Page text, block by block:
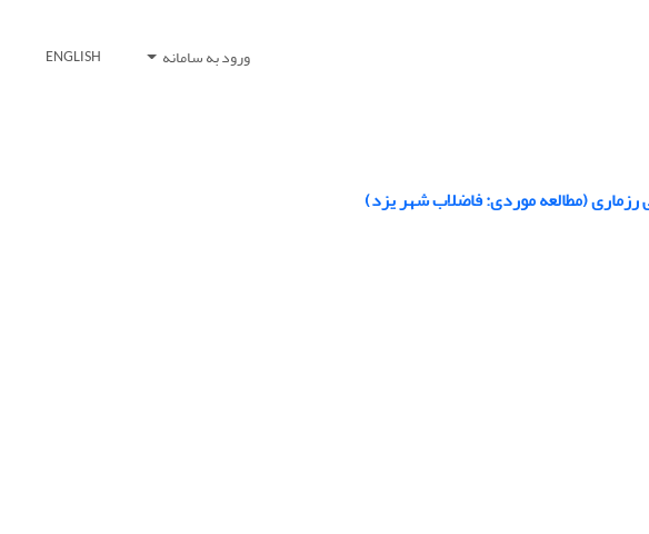
ورود به سامانه ENGLISH
رزماری (مطالعه موردی: فاضلاب شهر یزد)